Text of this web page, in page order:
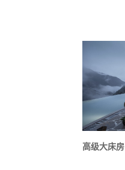
高级大床房